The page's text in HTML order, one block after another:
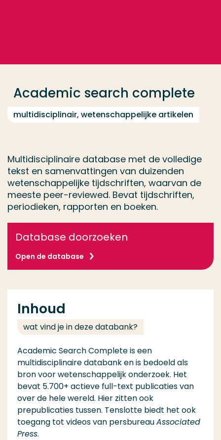
Academic search complete
multidisciplinair, wetenschappelijke artikelen
Multidisciplinaire database met de volledige
tekst en samenvattingen van duizenden
wetenschappelijke tijdschriften, waarvan de
meeste peer-reviewed. Bevat tijdschriften,
periodieken, rapporten en boeken.
Database doorzoeken
Open de database
Inhoud
wat vind je in deze databank?
Academic Search Complete is een
multidisciplinaire databank en is bedoeld als
bron voor wetenschappelijk onderzoek. Het
bevat 5.700+ actieve full-text publicaties van
over de hele wereld. Hier zitten ook
prepublicaties tussen. Tenslotte biedt het ook
toegang tot videos van persbureauAssociated
Press.
Opleiding
Contact